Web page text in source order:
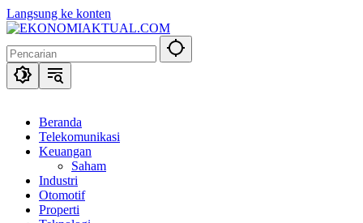
Langsung ke konten
Beranda
Telekomunikasi
Keuangan
Saham
Industri
Otomotif
Properti